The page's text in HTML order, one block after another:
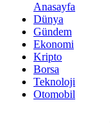
Anasayfa
Dünya
Gündem
Ekonomi
Kripto
Borsa
Teknoloji
Otomobil